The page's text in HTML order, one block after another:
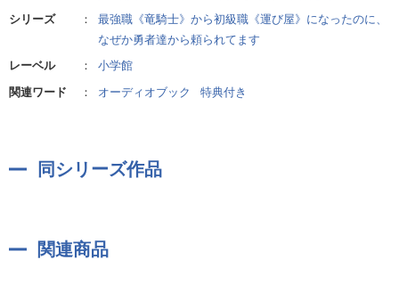
シリーズ
：
最強職《竜騎士》から初級職《運び屋》になったのに、
なぜか勇者達から頼られてます
レーベル
：
小学館
関連ワード
： オーディオブック 特典付き
同シリーズ作品
関連商品